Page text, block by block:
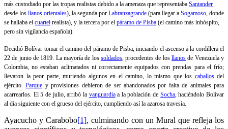
más custodiado por las tropas realistas debido a la amenaza que representaba Santander
desde los llanos orientales), la segunda por Labranzagrande (para llegar a Sogamoso, donde
se hallaba el cuartel realista), y la tercera por el páramo de Pisba (el camino más inhóspito,
pero sin vigilancia española).
Decidió Bolívar tomar el camino del páramo de Pisba, iniciando el ascenso a la cordillera el
22 de junio de 1819. La mayoría de los soldados, procedentes de losllanos de Venezuela y
Colombia, no estaban aclimatados ni correctamente equipados con prendas para el frío;
llevaron la peor parte, muriendo algunos en el camino, lo mismo que los caballosdel
ejército.Parque y provisiones debieron de ser abandonados por falta de animales para
acarrearlos. El 5 de julio, arribó la vanguardiaa la población de Socha, haciéndolo Bolívar
al día siguiente con el grueso del ejército, cumpliendo así la azarosa travesía.
Ayacucho y Carabobo[1], culminando con un Mural que refleja los